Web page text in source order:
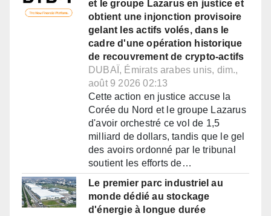
et le groupe Lazarus en justice et
obtient une injonction provisoire
gelant les actifs volés, dans le
cadre d'une opération historique
de recouvrement de crypto-actifs
DUBAÏ, Émirats arabes unis, dim.,
août 9 2026 02:13
Cette action en justice accuse la
Corée du Nord et le groupe Lazarus
d'avoir orchestré ce vol de 1,5
milliard de dollars, tandis que le gel
des avoirs ordonné par le tribunal
soutient les efforts de…
Le premier parc industriel au
monde dédié au stockage
d'énergie à longue durée